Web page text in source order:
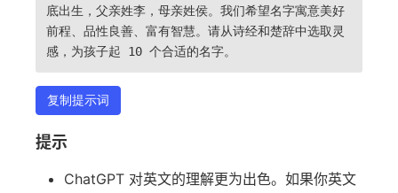
底出生，父亲姓李，母亲姓侯。我们希望名字寓意美好
前程、品性良善、富有智慧。请从诗经和楚辞中选取灵
感，为孩子起 10 个合适的名字。
复制提示词
提示
ChatGPT 对英文的理解更为出色。如果你英文